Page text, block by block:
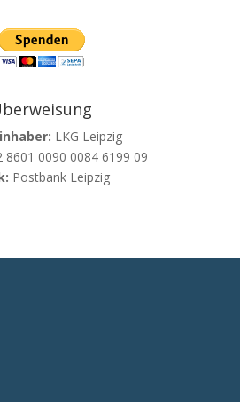
LKG Leipzig
8601 0090 0084 6199 09
Postbank Leipzig